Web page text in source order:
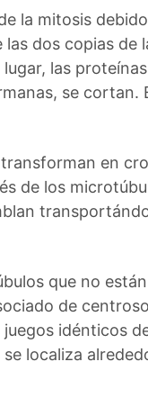
la mitosis
dos copias de
las
se cortan.
en
de los
que no
de
juegos idénticos
localiza